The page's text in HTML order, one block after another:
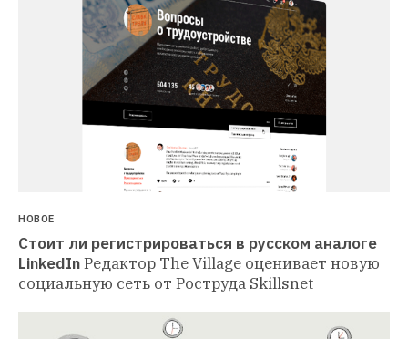
НОВОЕ
Стоит ли регистрироваться в русском аналоге
LinkedInРедактор The Village оценивает новую
социальную сеть от Роструда Skillsnet